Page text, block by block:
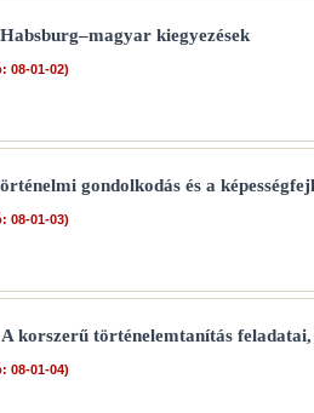
kiegyezések
08-01-02)
gondolkodás és a
08-01-03)
korszerű történelemtanítás feladatai,
08-01-04)